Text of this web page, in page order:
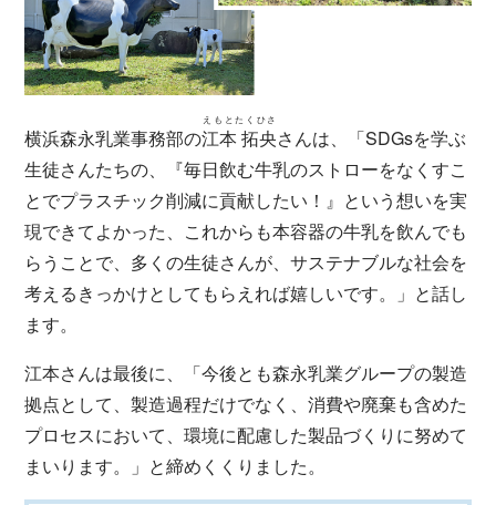
横浜森永乳業事務部の江本 拓央
えもとたくひさ
さんは、「SDGsを学ぶ
生徒さんたちの、『毎日飲む牛乳のストローをなくすこ
とでプラスチック削減に貢献したい！』という想いを実
現できてよかった、これからも本容器の牛乳を飲んでも
らうことで、多くの生徒さんが、サステナブルな社会を
考えるきっかけとしてもらえれば嬉しいです。」と話し
ます。
江本さんは最後に、「今後とも森永乳業グループの製造
拠点として、製造過程だけでなく、消費や廃棄も含めた
プロセスにおいて、環境に配慮した製品づくりに努めて
まいります。」と締めくくりました。